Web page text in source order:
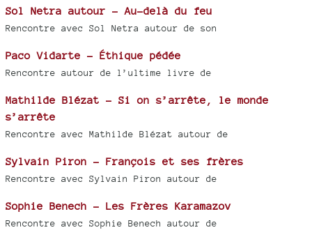
Sol Netra autour - Au-delà du feu
Rencontre avec Sol Netra autour de son
Paco Vidarte - Éthique pédée
Rencontre autour de l’ultime livre de
Mathilde Blézat - Si on s’arrête, le monde
s’arrête
Rencontre avec Mathilde Blézat autour de
Sylvain Piron - François et ses frères
Rencontre avec Sylvain Piron autour de
Sophie Benech - Les Frères Karamazov
Rencontre avec Sophie Benech autour de